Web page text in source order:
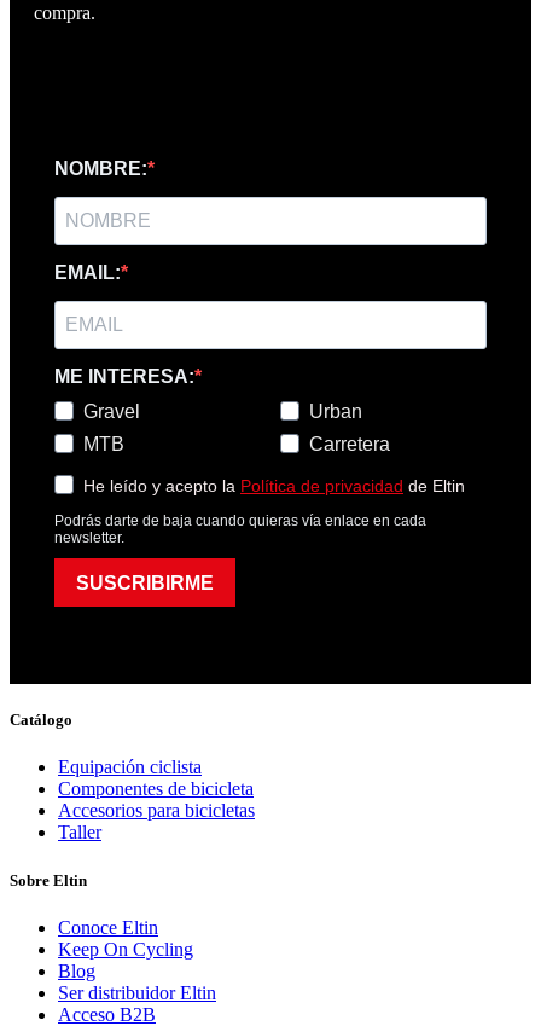
compra.
NOMBRE:
EMAIL:
ME INTERESA:
Gravel
MTB
Urban
Carretera
He leído y acepto la Política de privacidad de Eltin
Podrás darte de baja cuando quieras vía enlace en cada
newsletter.
SUSCRIBIRME
Catálogo
Equipación ciclista
Componentes de bicicleta
Accesorios para bicicletas
Taller
Sobre Eltin
Conoce Eltin
Keep On Cycling
Blog
Ser distribuidor Eltin
Acceso B2B